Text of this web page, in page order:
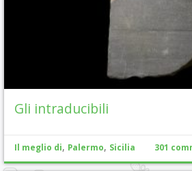
Gli intraducibili
Il meglio di, Palermo, Sicilia 301